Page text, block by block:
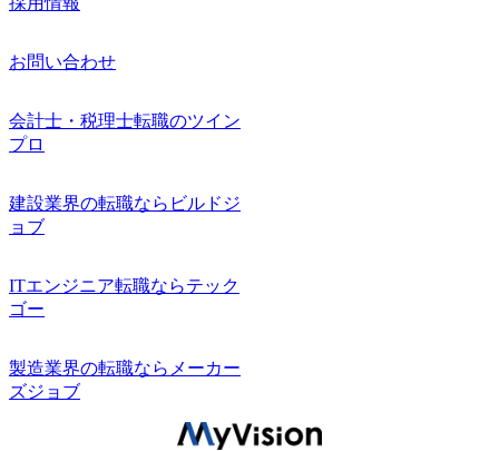
お問い合わせ
会計士・税理士転職のツイン
プロ
建設業界の転職ならビルドジ
ョブ
ITエンジニア転職ならテック
ゴー
製造業界の転職ならメーカー
ズジョブ